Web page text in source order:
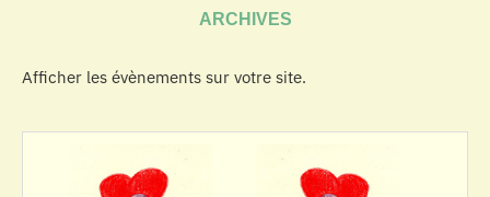
ARCHIVES
Afficher les évènements sur votre site.